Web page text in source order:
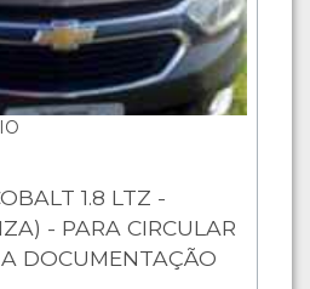
1.8 LTZ -
- PARA CIRCULAR
DOCUMENTAÇÃO